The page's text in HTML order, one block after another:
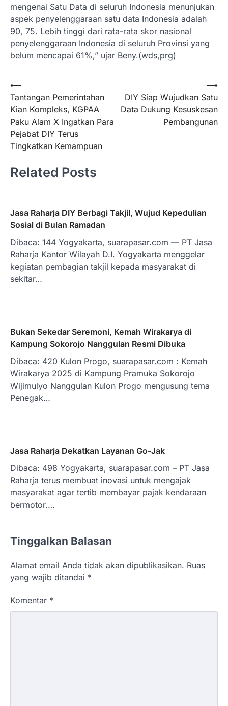
mengenai Satu Data di seluruh Indonesia menunjukan
aspek penyelenggaraan satu data Indonesia adalah
90, 75. Lebih tinggi dari rata-rata skor nasional
penyelenggaraan Indonesia di seluruh Provinsi yang
belum mencapai 61%,” ujar Beny.(wds,prg)
Navigasi
pos
⟵
Tantangan Pemerintahan
Kian Kompleks, KGPAA
Paku Alam X Ingatkan Para
Pejabat DIY Terus
Tingkatkan Kemampuan
DIY Siap Wujudkan Satu
Data Dukung Kesuskesan
Pembangunan
⟶
Related Posts
Jasa Raharja DIY Berbagi Takjil, Wujud Kepedulian
Sosial di Bulan Ramadan
Dibaca: 144 Yogyakarta, suarapasar.com — PT Jasa
Raharja Kantor Wilayah D.I. Yogyakarta menggelar
kegiatan pembagian takjil kepada masyarakat di
sekitar…
Bukan Sekedar Seremoni, Kemah Wirakarya di
Kampung Sokorojo Nanggulan Resmi Dibuka
Dibaca: 420 Kulon Progo, suarapasar.com : Kemah
Wirakarya 2025 di Kampung Pramuka Sokorojo
Wijimulyo Nanggulan Kulon Progo mengusung tema
Penegak…
Jasa Raharja Dekatkan Layanan Go-Jak
Dibaca: 498 Yogyakarta, suarapasar.com – PT Jasa
Raharja terus membuat inovasi untuk mengajak
masyarakat agar tertib membayar pajak kendaraan
bermotor.…
Tinggalkan Balasan
Alamat email Anda tidak akan dipublikasikan. Ruas
yang wajib ditandai *
Komentar *